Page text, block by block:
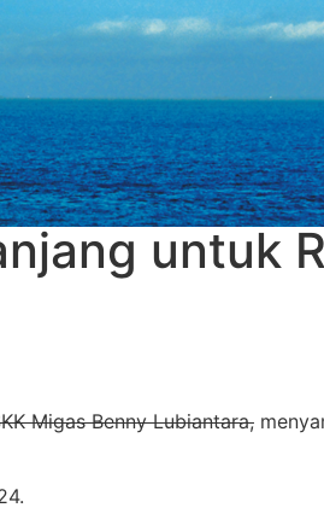
untuk
Migas Benny Lubiantara,